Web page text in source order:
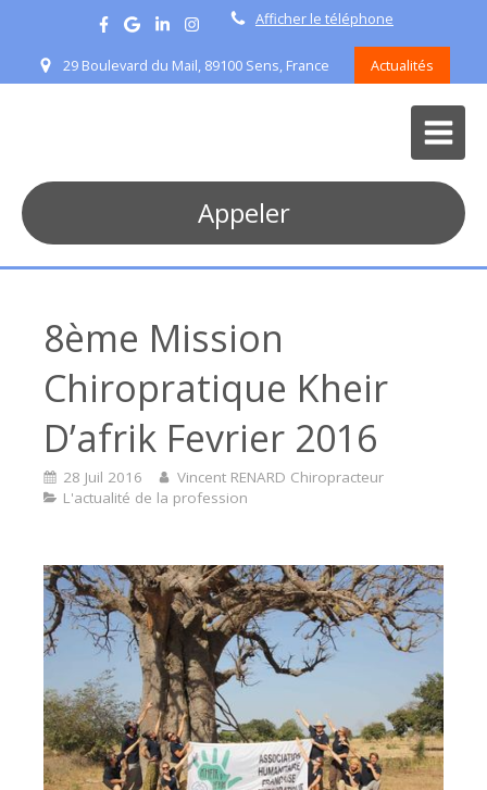
Afficher le téléphone
29 Boulevard du Mail, 89100 Sens, France Actualités
Appeler
8ème Mission
Chiropratique Kheir
D’afrik Fevrier 2016
28 Juil 2016
Vincent RENARD Chiropracteur
L'actualité de la profession